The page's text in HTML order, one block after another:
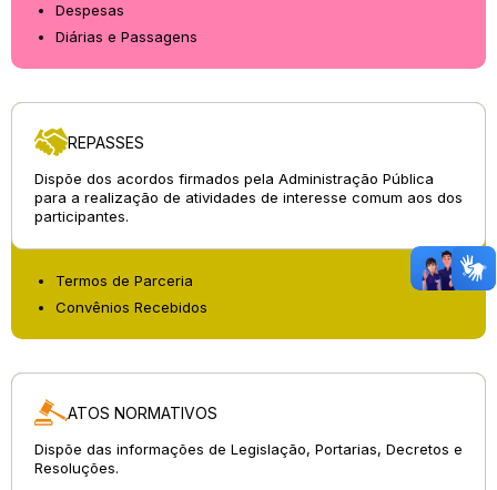
Despesas
Diárias e Passagens
REPASSES
Dispõe dos acordos firmados pela Administração Pública
para a realização de atividades de interesse comum aos dos
participantes.
Termos de Parceria
Convênios Recebidos
ATOS NORMATIVOS
Dispõe das informações de Legislação, Portarias, Decretos e
Resoluções.